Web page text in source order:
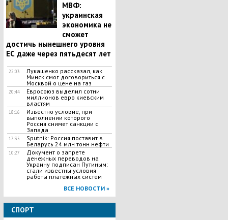
МВФ:
украинская
экономика не
сможет
достичь нынешнего уровня
ЕС даже через пятьдесят лет
22:03
Лукашенко рассказал, как
Минск смог договориться с
Москвой о цене на газ
20:44
Евросоюз выделил сотни
миллионов евро киевским
властям
18:16
Известно условие, при
выполнении которого
Россия снимет санкции с
Запада
17:35
Sputnik: Россия поставит в
Беларусь 24 млн тонн нефти
10:27
Документ о запрете
денежных переводов на
Украину подписан Путиным:
стали известны условия
работы платежных систем
ВСЕ НОВОСТИ »
СПОРТ